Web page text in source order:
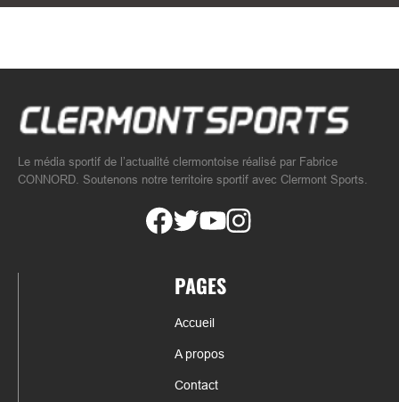
Le média sportif de l’actualité clermontoise réalisé par Fabrice
CONNORD. Soutenons notre territoire sportif avec Clermont Sports.
PAGES
Accueil
A propos
Contact